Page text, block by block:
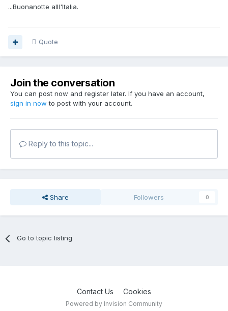
...Buonanotte alll'Italia.
Quote
Join the conversation
You can post now and register later. If you have an account,
sign in now to post with your account.
Reply to this topic...
Share Followers 0
Go to topic listing
Contact Us Cookies
Powered by Invision Community